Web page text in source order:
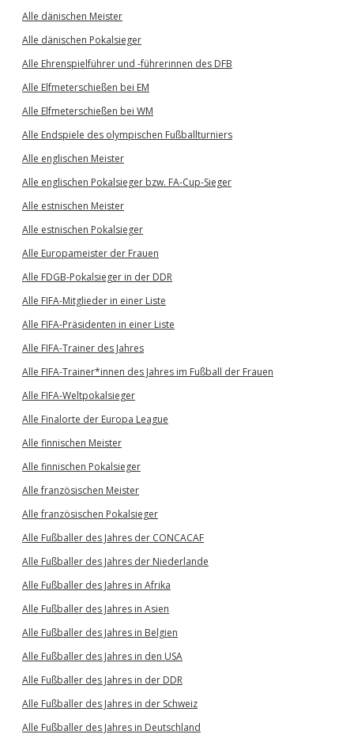
Alle dänischen Meister
Alle dänischen Pokalsieger
Alle Ehrenspielführer und -führerinnen des DFB
Alle Elfmeterschießen bei EM
Alle Elfmeterschießen bei WM
Alle Endspiele des olympischen Fußballturniers
Alle englischen Meister
Alle englischen Pokalsieger bzw. FA-Cup-Sieger
Alle estnischen Meister
Alle estnischen Pokalsieger
Alle Europameister der Frauen
Alle FDGB-Pokalsieger in der DDR
Alle FIFA-Mitglieder in einer Liste
Alle FIFA-Präsidenten in einer Liste
Alle FIFA-Trainer des Jahres
Alle FIFA-Trainer*innen des Jahres im Fußball der Frauen
Alle FIFA-Weltpokalsieger
Alle Finalorte der Europa League
Alle finnischen Meister
Alle finnischen Pokalsieger
Alle französischen Meister
Alle französischen Pokalsieger
Alle Fußballer des Jahres der CONCACAF
Alle Fußballer des Jahres der Niederlande
Alle Fußballer des Jahres in Afrika
Alle Fußballer des Jahres in Asien
Alle Fußballer des Jahres in Belgien
Alle Fußballer des Jahres in den USA
Alle Fußballer des Jahres in der DDR
Alle Fußballer des Jahres in der Schweiz
Alle Fußballer des Jahres in Deutschland